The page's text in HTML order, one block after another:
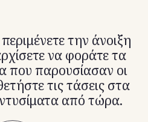
την άνοιξη
να φοράτε τα
που παρουσίασαν οι
τις τάσεις στα
από τώρα.